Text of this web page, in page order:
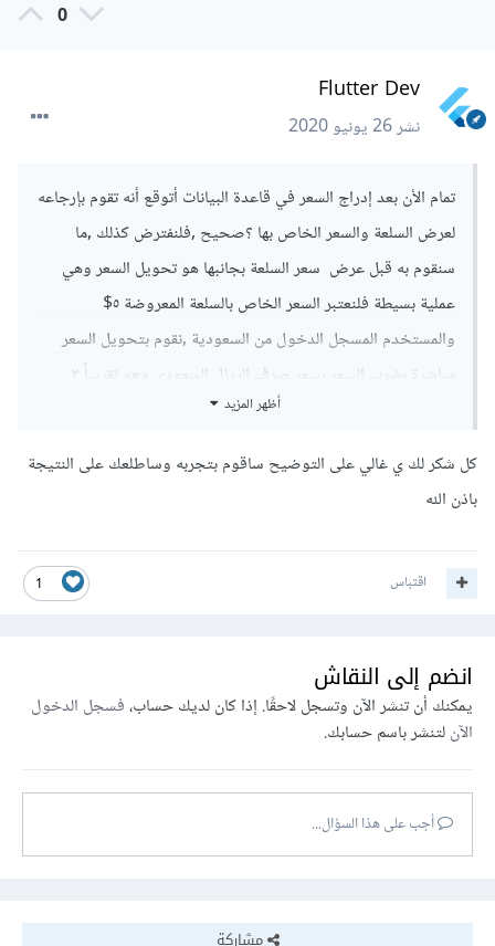
0
Flutter Dev
نشر26 يونيو 2020
تمام الأن بعد إدراج السعر في قاعدة البيانات أتوقع أنه تقوم بإرجاعه
لعرض السلعة والسعر الخاص بها ؟صحيح ,فلنفترض كذلك ,ما
سنقوم به قبل عرض سعر السلعة بجانبها هو تحويل السعر وهي
عملية بسيطة فلنعتبر السعر الخاص بالسلعة المعروضة ٥$
والمستخدم المسجل الدخول من السعودية ,نقوم بتحويل السعر
مباشرة بضرب السعر بسعر صرف الريال السعودي وهو تقريباً ٣
حيث baseCur هل العملة الرئيسية وهي الدولار ,و userCur هي
أظهر المزيد
كل شكر لك ي غالي على التوضيح ساقوم بتجربه وساطلعك على النتيجة
باذن الله
1 اقتباس
انضم إلى النقاش
يمكنك أن تنشر الآن وتسجل لاحقًا. إذا كان لديك حساب،فسجل الدخول
الآنلتنشر باسم حسابك.
أجب على هذا السؤال...
مشاركة